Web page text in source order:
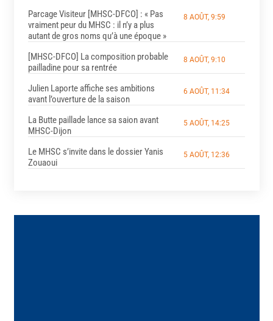
Parcage Visiteur [MHSC-DFCO] : « Pas
vraiment peur du MHSC : il n’y a plus
autant de gros noms qu’à une époque »
8 AOÛT, 9:59
[MHSC-DFCO] La composition probable
pailladine pour sa rentrée
8 AOÛT, 9:10
Julien Laporte affiche ses ambitions
avant l’ouverture de la saison
6 AOÛT, 11:34
La Butte paillade lance sa saion avant
MHSC-Dijon
5 AOÛT, 14:25
Le MHSC s’invite dans le dossier Yanis
Zouaoui
5 AOÛT, 12:36